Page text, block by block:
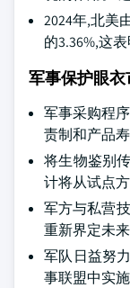
2024年,北美
的3.36%,这
军事保护眼
军事采购程
责制和产品
将生物鉴别
计将从试点
军方与私营
重新界定未
军队日益努
事联盟中实